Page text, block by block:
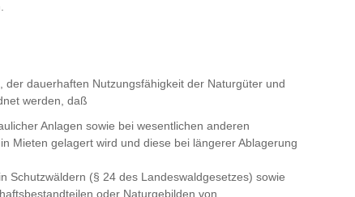
dauerhaften Nutzungsfähigkeit der Naturgüter und
werden, daß
Anlagen sowie bei wesentlichen anderen
Mieten gelagert wird und diese bei längerer Ablagerung
Schutzwäldern (§ 24 des Landeswaldgesetzes) sowie
oder Naturgebilden von